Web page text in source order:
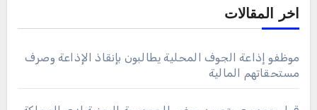
اخر المقالات
موظفو إذاعة الجوف المحلية يطالبون بإنقاذ الإذاعة وصرف
مستحقاتهم المالية